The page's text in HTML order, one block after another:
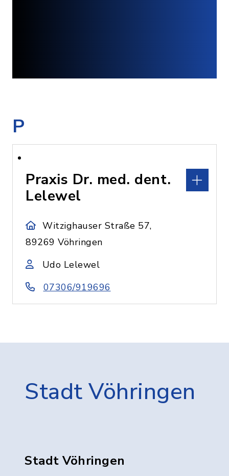
P
Praxis Dr. med. dent.
Lelewel
Witzighauser Straße 57,
89269 Vöhringen
Udo Lelewel
07306/919696
Stadt Vöhringen
Stadt Vöhringen